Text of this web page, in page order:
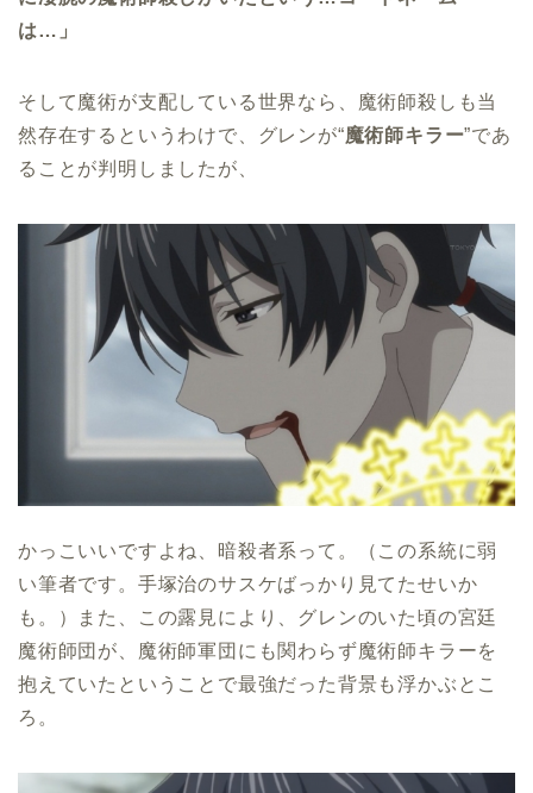
は…」
そして魔術が支配している世界なら、魔術師殺しも当
然存在するというわけで、グレンが“魔術師キラー”であ
ることが判明しましたが、
かっこいいですよね、暗殺者系って。（この系統に弱
い筆者です。手塚治のサスケばっかり見てたせいか
も。）また、この露見により、グレンのいた頃の宮廷
魔術師団が、魔術師軍団にも関わらず魔術師キラーを
抱えていたということで最強だった背景も浮かぶとこ
ろ。